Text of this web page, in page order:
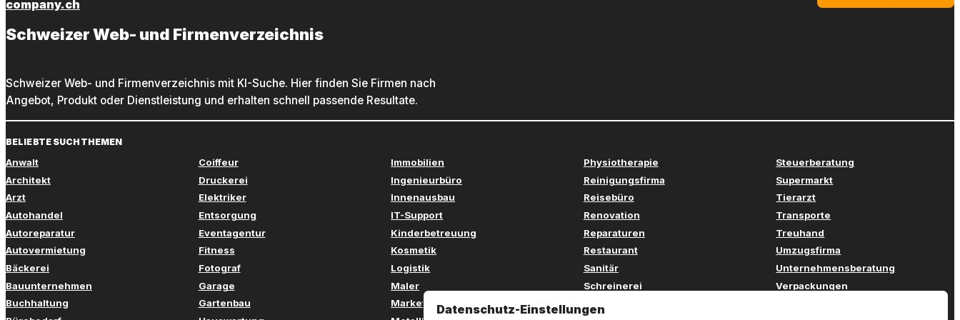
company.ch
Schweizer Web- und Firmenverzeichnis
Schweizer Web- und Firmenverzeichnis mit KI-Suche. Hier finden Sie Firmen nach
Angebot, Produkt oder Dienstleistung und erhalten schnell passende Resultate.
BELIEBTE SUCHTHEMEN
Anwalt
Architekt
Arzt
Autohandel
Autoreparatur
Autovermietung
Bäckerei
Bauunternehmen
Buchhaltung
Coiffeur
Druckerei
Elektriker
Entsorgung
Eventagentur
Fitness
Fotograf
Garage
Gartenbau
Immobilien
Ingenieurbüro
Innenausbau
IT-Support
Kinderbetreuung
Kosmetik
Logistik
Maler
Marketing
Physiotherapie
Reinigungsfirma
Reisebüro
Renovation
Reparaturen
Restaurant
Sanitär
Schreinerei
Steuerberatung
Supermarkt
Tierarzt
Transporte
Treuhand
Umzugsfirma
Unternehmensberatung
Verpackungen
Datenschutz-Einstellungen